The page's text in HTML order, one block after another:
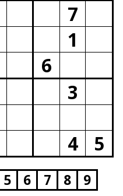
7
1
6
3
4 5
5 6 7 8 9